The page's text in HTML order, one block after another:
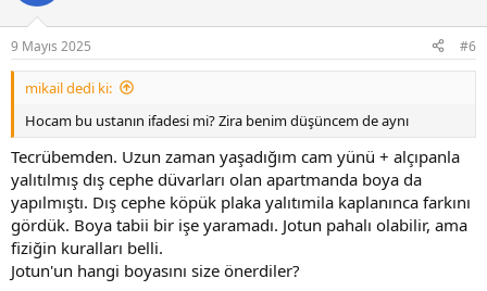
9 Mayıs 2025 #6
mikail dedi ki:
Hocam bu ustanın ifadesi mi? Zira benim düşüncem de aynı
Tecrübemden. Uzun zaman yaşadığım cam yünü + alçıpanla
yalıtılmış dış cephe düvarları olan apartmanda boya da
yapılmıştı. Dış cephe köpük plaka yalıtımila kaplanınca farkını
gördük. Boya tabii bir işe yaramadı. Jotun pahalı olabilir, ama
fiziğin kuralları belli.
Jotun'un hangi boyasını size önerdiler?